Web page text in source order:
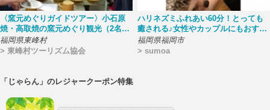
〈窯元めぐりガイドツアー〉小石原
焼・高取焼の窯元めぐり観光（2名様
からの予約プラン）
福岡県東峰村
> 東峰村ツーリズム協会
ハリネズミふれあい60分！とっても
癒される♪女性やカップルにもおすす
め☆≪博多から徒歩7分！！当日予約
可≫
福岡県福岡市
> sumoa
「じゃらん」のレジャークーポン特集